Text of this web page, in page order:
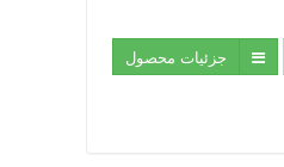
جزئیات محصول